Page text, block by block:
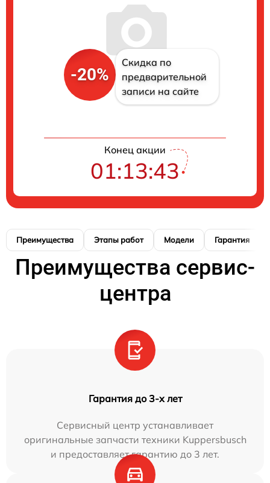
-20%
Скидка по
предварительной
записи на сайте
Конец акции
01:13:42
Преимущества Этапы работ Модели Гарантия
Преимущества сервис-
центра
Гарантия до 3-х лет
Сервисный центр устанавливает
оригинальные запчасти техники Kuppersbusch
и предоставляет гарантию до 3 лет.